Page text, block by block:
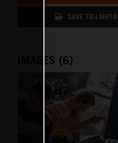
SAVE TO
IMAGES (6)